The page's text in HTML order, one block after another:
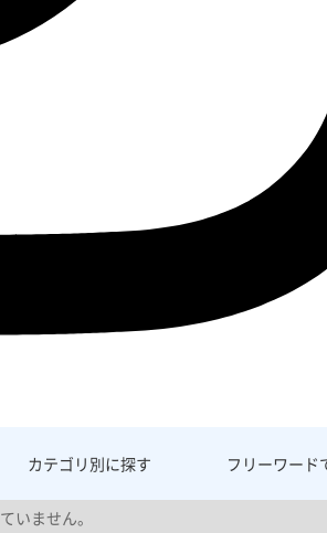
カテゴリ別に探す フリーワード
いません。